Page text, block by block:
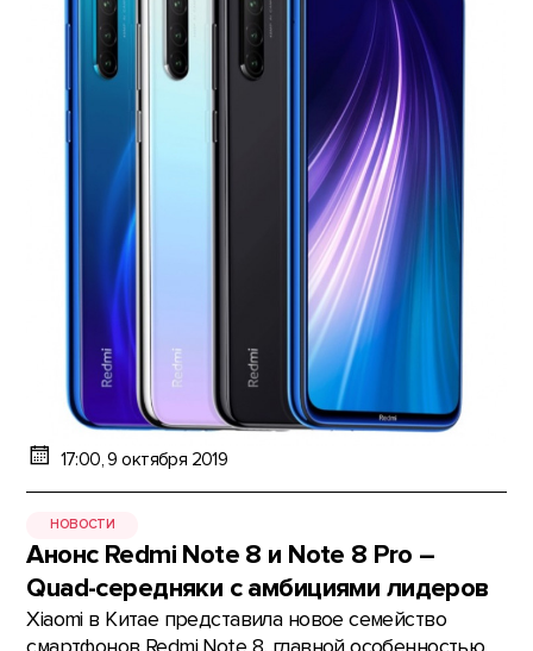
17:00, 9 октября 2019
НОВОСТИ
Анонс Redmi Note 8 и Note 8 Pro –
Quad-середняки с амбициями лидеров
Xiaomi в Китае представила новое семейство